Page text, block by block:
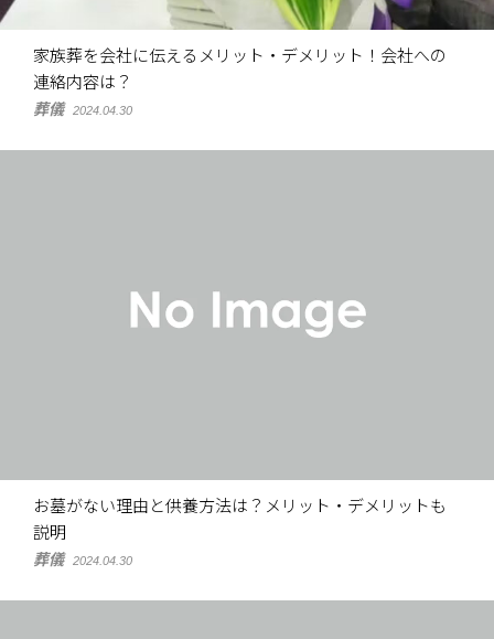
家族葬を会社に伝えるメリット・デメリット！会社への
連絡内容は？
葬儀 2024.04.30
お墓がない理由と供養方法は？メリット・デメリットも
説明
葬儀 2024.04.30